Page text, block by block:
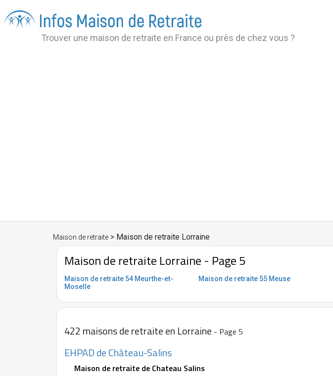
Trouver une maison de retraite en France ou près de chez vous ?
Maison de retraite > Maison de retraite Lorraine
Maison de retraite Lorraine - Page 5
Maison de retraite 54 Meurthe-et-
Moselle
Maison de retraite 55 Meuse
422 maisons de retraite en Lorraine - Page 5
EHPAD de Château-Salins
Maison de retraite de Chateau Salins